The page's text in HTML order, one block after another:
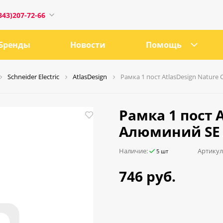
72-66
Новости Помощь
Schneider Electric AtlasDesign Рамка 1 пост AtlasDesign Nature
Рамка 1 пост
Алюминий SE
Наличие: 5 шт
746 руб.